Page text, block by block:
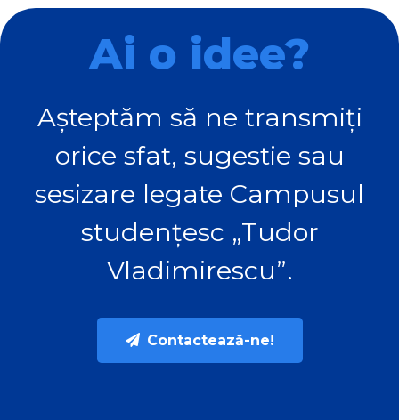
Ai o idee?
Așteptăm să ne transmiți
orice sfat, sugestie sau
sesizare legate Campusul
studențesc „Tudor
Vladimirescu”.
Contactează-ne!